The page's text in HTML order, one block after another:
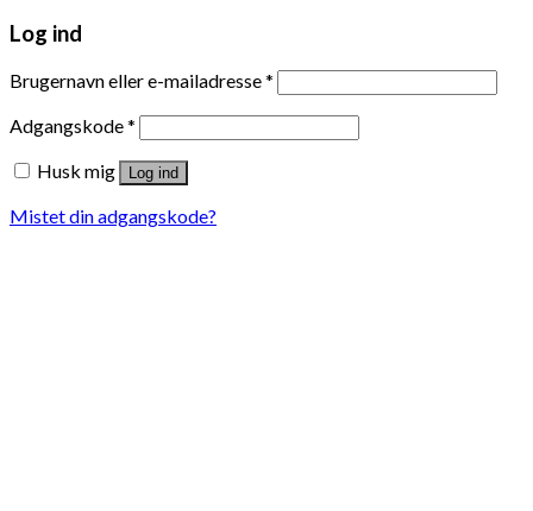
Log ind
Brugernavn eller e-mailadresse*
Adgangskode*
Husk mig
Log ind
Mistet din adgangskode?